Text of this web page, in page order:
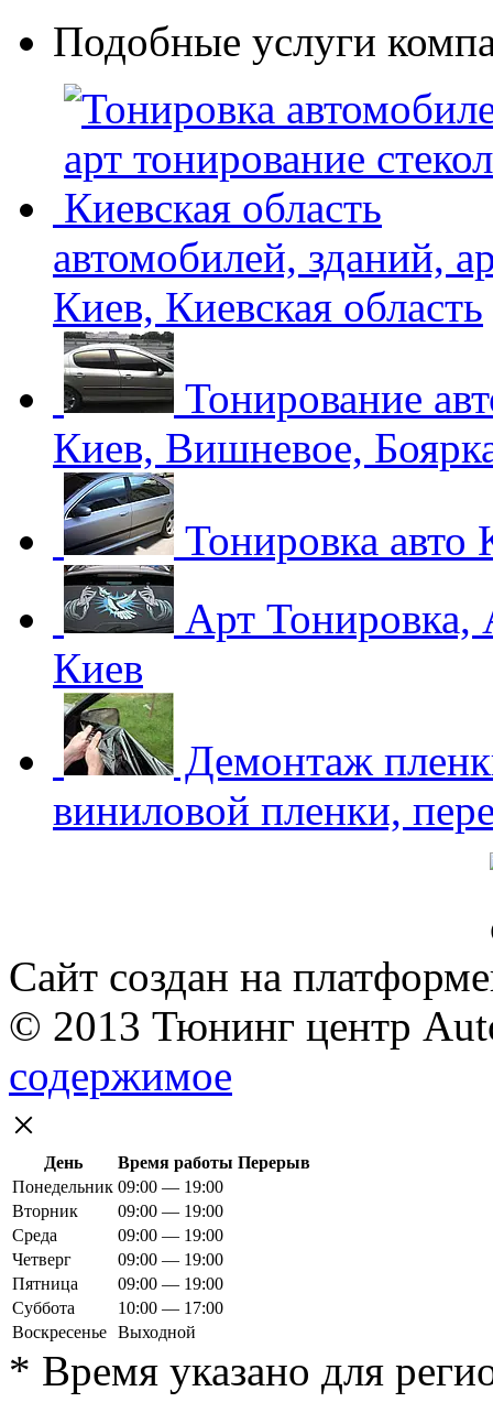
Подобные услуги
автомобилей, зданий,
Киев, Киевская область
Тонирование
Киев, Вишневое,
Тонировка авто
Арт Тонировка,
Киев
Демонтаж
виниловой пленки,
Сайт создан на платформе
© 2013 Тюнинг центр
содержимое
×
День Время работы Перерыв
Понедельник 09:00 — 19:00
Вторник
09:00 — 19:00
Среда
09:00 — 19:00
Четверг
09:00 — 19:00
Пятница
09:00 — 19:00
Суббота
10:00 — 17:00
Воскресенье Выходной
* Время указано для